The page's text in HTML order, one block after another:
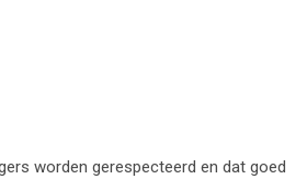
worden gerespecteerd en dat goed